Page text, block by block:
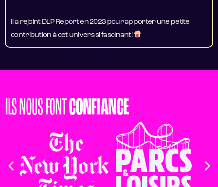
Il a rejoint DLP Report en 2023 pour apporter une petite
contribution à cet univers si fascinant!
ILS NOUS FONTCONFIANCE